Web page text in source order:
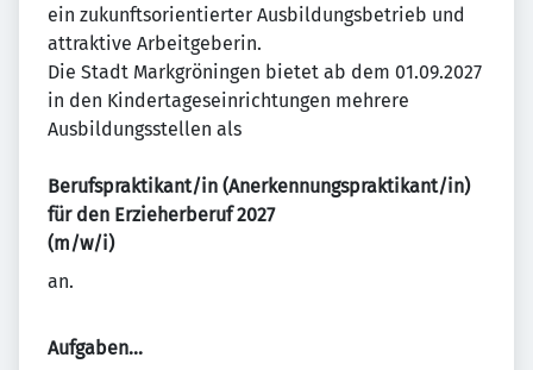
ein zukunftsorientierter Ausbildungsbetrieb und
attraktive Arbeitgeberin.
Die Stadt Markgröningen bietet ab dem 01.09.2027
in den Kindertageseinrichtungen mehrere
Ausbildungsstellen als
Berufspraktikant/in (Anerkennungspraktikant/in)
für den Erzieherberuf 2027
(m/w/i)
an.
Aufgaben...